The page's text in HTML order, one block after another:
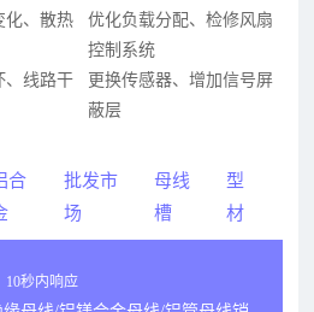
化、散热
优化负载分配、检修风扇
控制系统
、线路干
更换传感器、增加信号屏
蔽层
合
批发市
场
母线
槽
型
材
10秒内响应